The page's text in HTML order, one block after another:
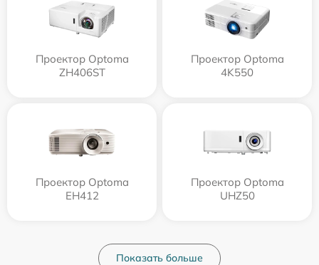
Проектор Optoma
ZH406ST
Проектор Optoma
4K550
Проектор Optoma
EH412
Проектор Optoma
UHZ50
Показать больше